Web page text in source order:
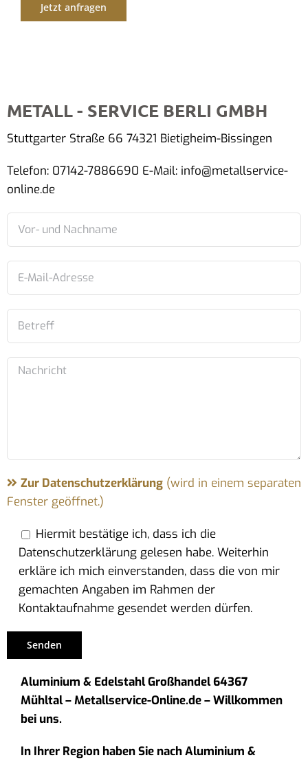
Jetzt anfragen
METALL - SERVICE BERLI GMBH
Stuttgarter Straße 66 74321 Bietigheim-Bissingen
Telefon: 07142-7886690 E-Mail: info@metallservice-
online.de
Zur Datenschutzerklärung(wird in einem separaten
Fenster geöffnet.)
Hiermit bestätige ich, dass ich die
Datenschutzerklärung gelesen habe. Weiterhin
erkläre ich mich einverstanden, dass die von mir
gemachten Angaben im Rahmen der
Kontaktaufnahme gesendet werden dürfen.
Aluminium & Edelstahl Großhandel 64367
Mühltal – Metallservice-Online.de – Willkommen
bei uns.
In Ihrer Region haben Sie nach Aluminium &